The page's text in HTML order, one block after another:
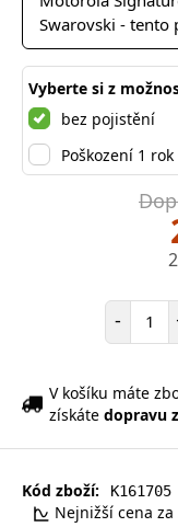
Swarovski - tento
Vyberte si z
bez pojistění
Poškození 1
- Počet
V košíku máte
získáte dopravu
Kód zboží: K161705
Nejnižší cena